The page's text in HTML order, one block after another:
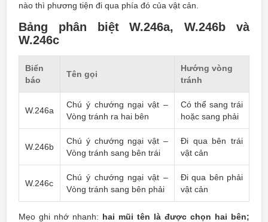
nào thì phương tiện đi qua phía đó của vật cản.
Bảng phân biệt W.246a, W.246b và
W.246c
Biển
báo
Tên gọi
Hướng vòng
tránh
W.246a
Chú ý chướng ngại vật –
Vòng tránh ra hai bên
Có thể sang trái
hoặc sang phải
W.246b
Chú ý chướng ngại vật –
Vòng tránh sang bên trái
Đi qua bên trái
vật cản
W.246c
Chú ý chướng ngại vật –
Vòng tránh sang bên phải
Đi qua bên phải
vật cản
Mẹo ghi nhớ nhanh: hai mũi tên là được chọn hai bên;